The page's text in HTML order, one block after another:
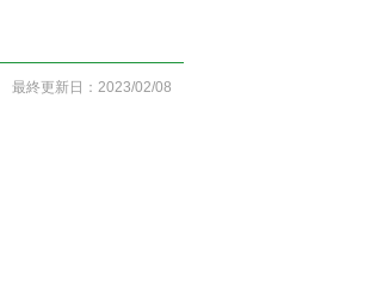
最終更新日：2023/02/08